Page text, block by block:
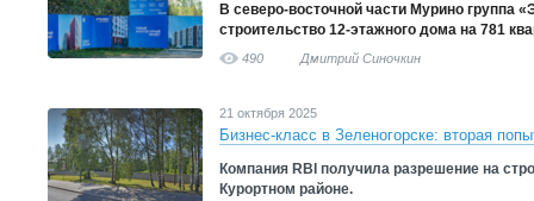
В северо-восточной части Мурино группа
строительство 12-этажного дома на 781
490 Дмитрий Синочкин
21 октября 2025
Бизнес-класс в Зеленогорске: вторая
Компания RBI получила разрешение на
Курортном районе.